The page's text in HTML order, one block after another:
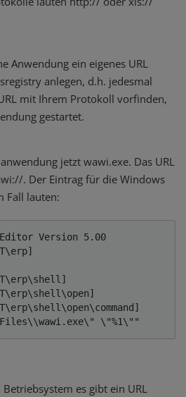
Anwendung ein eigenes URL
anlegen, d.h. jedesmal
mit Ihrem Protokoll vorfinden,
gestartet.
jetzt wawi.exe. Das URL
. Der Eintrag für die Windows
Fall lauten:
Files\\wawi.exe\" \"%1\""
es gibt ein URL